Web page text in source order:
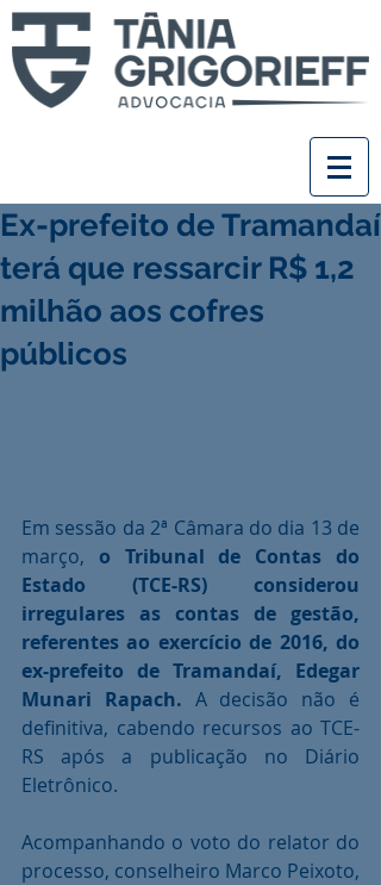
Ex-prefeito de Tramandaí
terá que ressarcir R$ 1,2
milhão aos cofres
públicos
Em sessão da 2ª Câmara do dia 13 de
março, o Tribunal de Contas do
Estado (TCE-RS) considerou
irregulares as contas de gestão,
referentes ao exercício de 2016, do
ex-prefeito de Tramandaí, Edegar
Munari Rapach. A decisão não é
definitiva, cabendo recursos ao TCE-
RS após a publicação no Diário
Eletrônico.
Acompanhando o voto do relator do